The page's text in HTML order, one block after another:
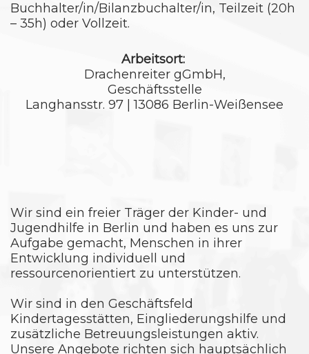
Buchhalter/in/Bilanzbuchalter/in, Teilzeit (20h
– 35h) oder Vollzeit.
Arbeitsort:
Drachenreiter gGmbH,
Geschäftsstelle
Langhansstr. 97 | 13086 Berlin-Weißensee
Wir sind ein freier Träger der Kinder- und
Jugendhilfe in Berlin und haben es uns zur
Aufgabe gemacht, Menschen in ihrer
Entwicklung individuell und
ressourcenorientiert zu unterstützen.
Wir sind in den Geschäftsfeld
Kindertagesstätten, Eingliederungshilfe und
zusätzliche Betreuungsleistungen aktiv.
Unsere Angebote richten sich hauptsächlich